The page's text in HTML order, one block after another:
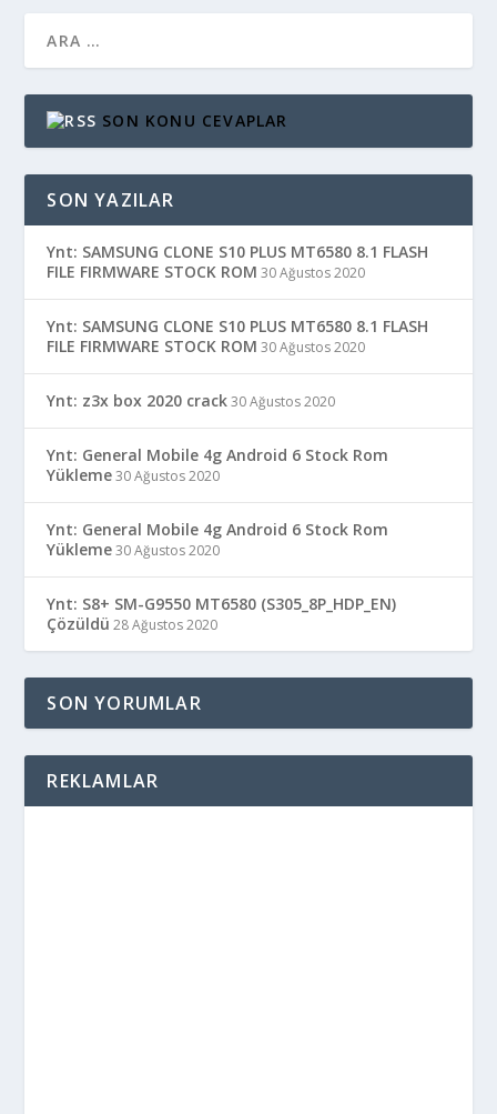
SON KONU CEVAPLAR
SON YAZILAR
Ynt: SAMSUNG CLONE S10 PLUS MT6580 8.1 FLASH
FILE FIRMWARE STOCK ROM 30 Ağustos 2020
Ynt: SAMSUNG CLONE S10 PLUS MT6580 8.1 FLASH
FILE FIRMWARE STOCK ROM 30 Ağustos 2020
Ynt: z3x box 2020 crack 30 Ağustos 2020
Ynt: General Mobile 4g Android 6 Stock Rom
Yükleme 30 Ağustos 2020
Ynt: General Mobile 4g Android 6 Stock Rom
Yükleme 30 Ağustos 2020
Ynt: S8+ SM-G9550 MT6580 (S305_8P_HDP_EN)
Çözüldü 28 Ağustos 2020
SON YORUMLAR
REKLAMLAR